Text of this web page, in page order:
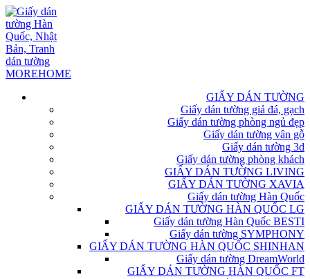
GIẤY DÁN TƯỜNG
Giấy dán tường giả đá, gạch
Giấy dán tường phòng ngủ đẹp
Giấy dán tường vân gỗ
Giấy dán tường 3d
Giấy dán tường phòng khách
GIẤY DÁN TƯỜNG LIVING
GIẤY DÁN TƯỜNG XAVIA
Giấy dán tường Hàn Quốc
GIẤY DÁN TƯỜNG HÀN QUỐC LG
Giấy dán tường Hàn Quốc BESTI
Giấy dán tường SYMPHONY
GIẤY DÁN TƯỜNG HÀN QUỐC SHINHAN
Giấy dán tường DreamWorld
GIẤY DÁN TƯỜNG HÀN QUỐC FT